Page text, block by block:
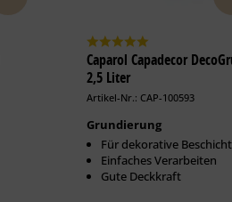
Caparol Capadecor
2,5 Liter
Artikel-Nr.: CAP-100593
Grundierung
Für dekorative
Einfaches Verarbeiten
Gute Deckkraft